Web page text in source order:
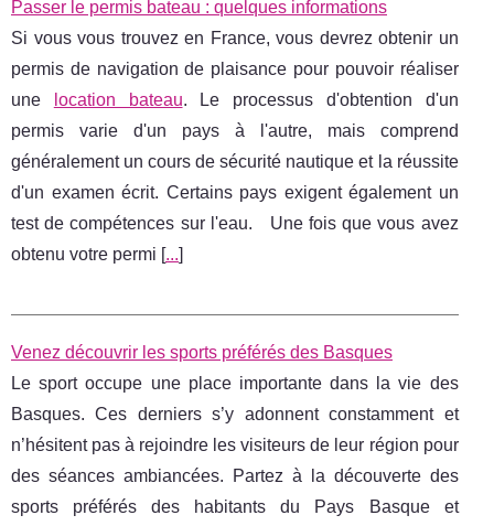
Passer le permis bateau : quelques informations
Si vous vous trouvez en France, vous devrez obtenir un
permis de navigation de plaisance pour pouvoir réaliser
une
location bateau. Le processus d'obtention d'un
permis varie d'un pays à l'autre, mais comprend
généralement un cours de sécurité nautique et la réussite
d'un examen écrit. Certains pays exigent également un
test de compétences sur l'eau. Une fois que vous avez
obtenu votre permi [...]
Venez découvrir les sports préférés des Basques
Le sport occupe une place importante dans la vie des
Basques. Ces derniers s’y adonnent constamment et
n’hésitent pas à rejoindre les visiteurs de leur région pour
des séances ambiancées. Partez à la découverte des
sports préférés des habitants du Pays Basque et